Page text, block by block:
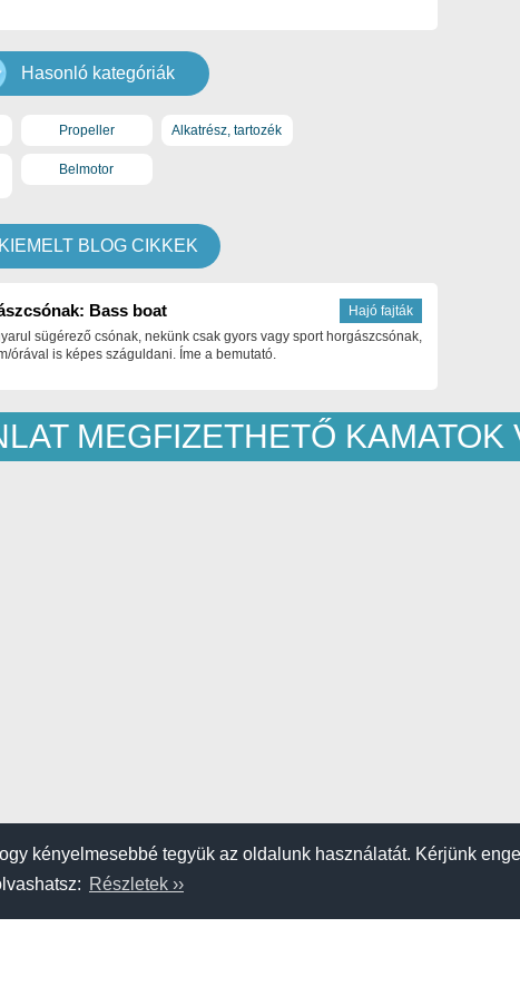
kényelmesebbé tegyük az oldalunk használatát. Kérjünk
Részletek ››
Hasonló kategóriák
Propeller Alkatrész, tartozék
Belmotor
KIEMELT BLOG CIKKEK
Hajó fajták
Bass boat
sügérező csónak, nekünk csak gyors vagy sport horgászcsónak,
órával is képes száguldani. Íme a bemutató.
MEGFIZETHETŐ KAMATOK